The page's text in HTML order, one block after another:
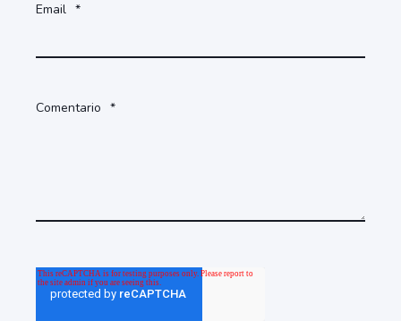
Email *
Comentario *